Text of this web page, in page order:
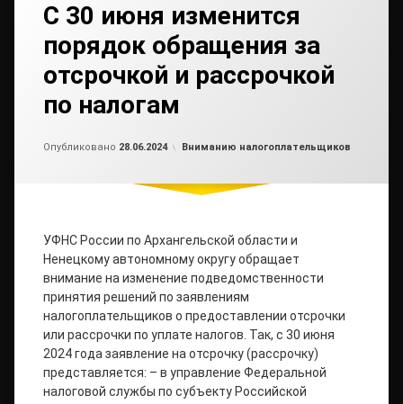
С 30 июня изменится
порядок обращения за
отсрочкой и рассрочкой
по налогам
Опубликовано 28.06.2024 Рубрики:
Вниманию налогоплательщиков
УФНС России по Архангельской области и
Ненецкому автономному округу обращает
внимание на изменение подведомственности
принятия решений по заявлениям
налогоплательщиков о предоставлении отсрочки
или рассрочки по уплате налогов. Так, с 30 июня
2024 года заявление на отсрочку (рассрочку)
представляется: – в управление Федеральной
налоговой службы по субъекту Российской